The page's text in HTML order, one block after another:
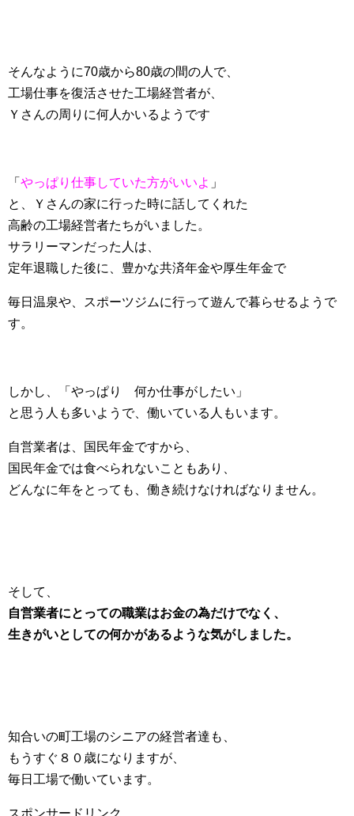
そんなように70歳から80歳の間の人で、
工場仕事を復活させた工場経営者が、
Ｙさんの周りに何人かいるようです
「 やっぱり仕事していた方がいいよ 」
と、Ｙさんの家に行った時に話してくれた
高齢の工場経営者たちがいました。
サラリーマンだった人は、
定年退職した後に、豊かな共済年金や厚生年金で
毎日温泉や、スポーツジムに行って遊んで暮らせるようで
す。
しかし、「やっぱり 何か仕事がしたい」
と思う人も多いようで、働いている人もいます。
自営業者は、国民年金ですから、
国民年金では食べられないこともあり、
どんなに年をとっても、働き続けなければなりません。
そして、
自営業者にとっての職業はお金の為だけでなく、
生きがいとしての何かがあるような気がしました。
知合いの町工場のシニアの経営者達も、
もうすぐ８０歳になりますが、
毎日工場で働いています。
スポンサードリンク